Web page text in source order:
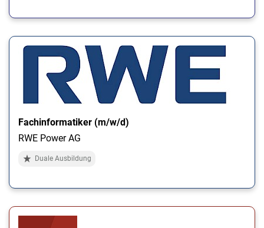
Fachinformatiker (m/w/d)
RWE Power AG
Duale Ausbildung